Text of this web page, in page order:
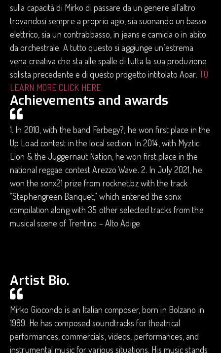
sulla capacità di Mirko di passare da un genere all’altro
trovandosi sempre a proprio agio, sia suonando un basso
elettrico, sia un contrabbasso, in jeans e camicia o in abito
da orchestrale. A tutto questo si aggiunge un’estrema
vena creativa che sta alle spalle di tutta la sua produzione
solista precedente e di questo progetto intitolato Aoar. TO
LEARN MORE CLICK HERE
Achievements and awards
1. In 2010, with the band Ferbegy?, he won first place in the
Up Load contest in the local section. In 2014, with Myztic
Lion & the Juggernaut Nation, he won first place in the
national reggae contest Arezzo Wave. 2. In July 2021, he
won the sonx21 prize from rocknet.bz with the track
“Stephengreen Banquet,” which entered the sonx
compilation along with 35 other selected tracks from the
musical scene of Trentino – Alto Adige
Artist Bio.
Mirko Giocondo is an Italian composer, born in Bolzano in
1989. He has composed soundtracks for theatrical
performances, commercials, videos, performances, and
instrumental music for various situations. His music stands